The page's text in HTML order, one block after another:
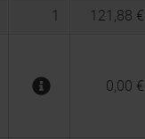
1 121,88 €
0,00 €